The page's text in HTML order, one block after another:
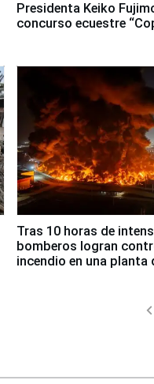
Presidenta Keiko
concurso ecuestre
Tras 10 horas de
bomberos logran
incendio en una planta
chevron_left